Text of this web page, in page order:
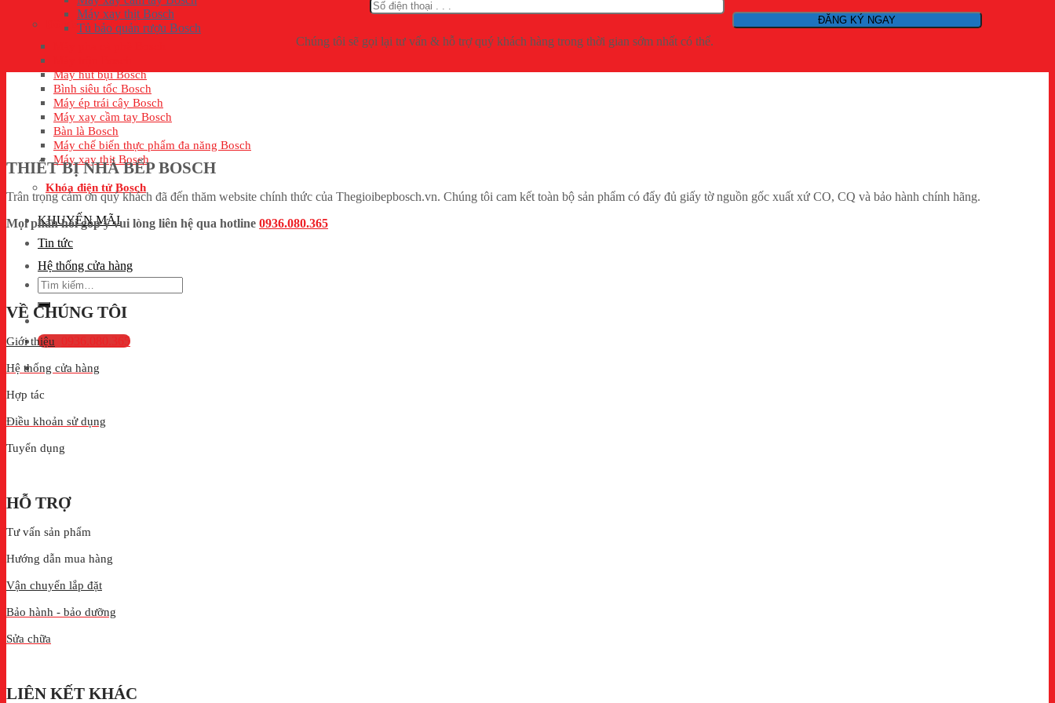
Đồ gia dụng Bosch
Máy hút bụi Bosch
Bình siêu tốc Bosch
Máy ép trái cây Bosch
Máy xay cầm tay Bosch
Bàn là Bosch
Máy chế biến thực phẩm đa năng Bosch
Máy xay thịt Bosch
Khóa điện tử Bosch
KHUYẾN MÃI
Tin tức
Hệ thống cửa hàng
Tìm
kiếm:
0936.080.365
Máy xay thịt Bosch
Tủ bảo quản rượu Bosch
Chúng tôi sẽ gọi lại tư vấn & hỗ trợ quý khách hàng trong thời gian sớm nhất có thể.
THIẾT BỊ NHÀ BẾP BOSCH
Trân trọng cảm ơn quý khách đã đến thăm website chính thức của Thegioibepbosch.vn. Chúng tôi cam kết toàn bộ sản phẩm có đẩy đủ giấy tờ nguồn gốc xuất xứ CO, CQ và bảo hành chính hãng.
Mọi phản hồi góp ý vui lòng liên hệ qua hotline 0936.080.365
VỀ CHÚNG TÔI
Giới thiệu
Hệ thống cửa hàng
Hợp tác
Điều khoản sử dụng
Tuyển dụng
HỖ TRỢ
Tư vấn sản phẩm
Hướng dẫn mua hàng
Vận chuyển lắp đặt
Bảo hành - bảo dưỡng
Sửa chữa
LIÊN KẾT KHÁC